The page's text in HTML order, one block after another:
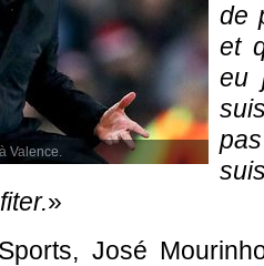
Valence.
de
et
eu
»
José